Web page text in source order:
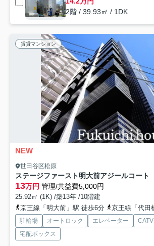
2階 / 39.93㎡ / 1DK
賃貸マンション
NEW
世田谷区松原
ステージファースト明大前アジールコート
13万円 管理/共益費5,000円
25.92㎡ (1K) /築13年 /10階建
京王線「明大前」駅 徒歩6分
京王線「代田
駐輪場 オートロック エレベーター CATV
宅配ボックス